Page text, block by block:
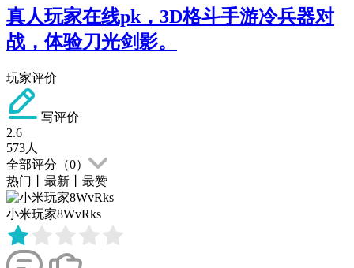
真人玩家在线pk，3D格斗手游冷兵器对
战，体验刀光剑影。
玩家评价
写评价
2.6
573人
全部评分（0）
热门
最新 最赞
小米玩家8WvRks